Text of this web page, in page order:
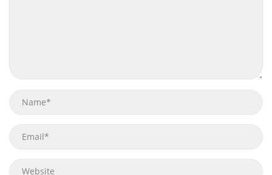
Name
Email
Website